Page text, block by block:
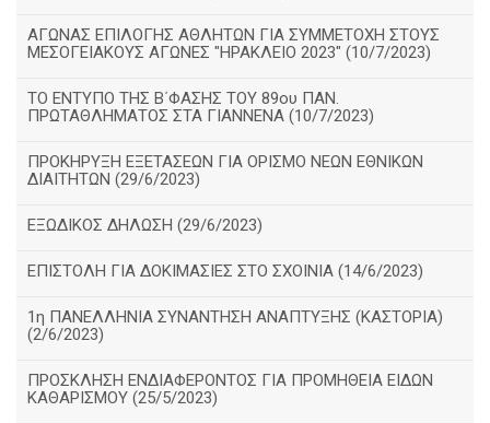
ΑΓΩΝΑΣ ΕΠΙΛΟΓΗΣ ΑΘΛΗΤΩΝ ΓΙΑ ΣΥΜΜΕΤΟΧΗ ΣΤΟΥΣ
ΜΕΣΟΓΕΙΑΚΟΥΣ ΑΓΩΝΕΣ "ΗΡΑΚΛΕΙΟ 2023" (10/7/2023)
ΤΟ ΕΝΤΥΠΟ ΤΗΣ Β΄ΦΑΣΗΣ ΤΟΥ 89ου ΠΑΝ.
ΠΡΩΤΑΘΛΗΜΑΤΟΣ ΣΤΑ ΓΙΑΝΝΕΝΑ (10/7/2023)
ΠΡΟΚΗΡΥΞΗ ΕΞΕΤΑΣΕΩΝ ΓΙΑ ΟΡΙΣΜΟ ΝΕΩΝ ΕΘΝΙΚΩΝ
ΔΙΑΙΤΗΤΩΝ (29/6/2023)
ΕΞΩΔΙΚΟΣ ΔΗΛΩΣΗ (29/6/2023)
ΕΠΙΣΤΟΛΗ ΓΙΑ ΔΟΚΙΜΑΣΙΕΣ ΣΤΟ ΣΧΟΙΝΙΑ (14/6/2023)
1η ΠΑΝΕΛΛΗΝΙΑ ΣΥΝΑΝΤΗΣΗ ΑΝΑΠΤΥΞΗΣ (ΚΑΣΤΟΡΙΑ)
(2/6/2023)
ΠΡΟΣΚΛΗΣΗ ΕΝΔΙΑΦΕΡΟΝΤΟΣ ΓΙΑ ΠΡΟΜΗΘΕΙΑ ΕΙΔΩΝ
ΚΑΘΑΡΙΣΜΟΥ (25/5/2023)